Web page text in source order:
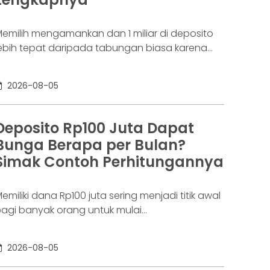
mengamankan dan 1 miliar di deposito
tepat daripada tabungan biasa karena
Jawabannya tergantung pada suku
deposito yang ditawarkan bank, tenor,
pajak bunga deposito yang berlaku.
tinggi bunga depositonya, semakin
pula yang bisa diperoleh. Yuk, simak!
2026-08-05
Rp100 Juta Dapat
Berapa per Bulan?
Contoh Perhitungannya
dana Rp100 juta sering menjadi titik awal
banyak orang untuk mulai
menarik dibanding tabungan biasa, tetapi
2026-08-05